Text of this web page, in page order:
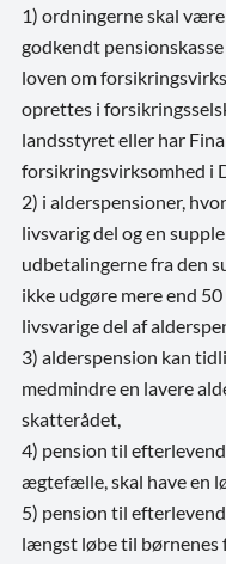
1) ordningerne skal
godkendt
loven om
oprettes i
landsstyret eller har
forsikringsvirksomhed i
2) i alderspensioner,
livsvarig del og en
udbetalingerne fra den
ikke udgøre mere end
livsvarige del af
3) alderspension kan
medmindre en lavere
skatterådet,
4) pension til
ægtefælle, skal have en
5) pension til
længst løbe til børnenes